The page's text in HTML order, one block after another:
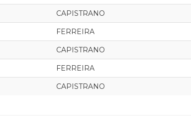
CAPISTRANO
FERREIRA
CAPISTRANO
FERREIRA
CAPISTRANO